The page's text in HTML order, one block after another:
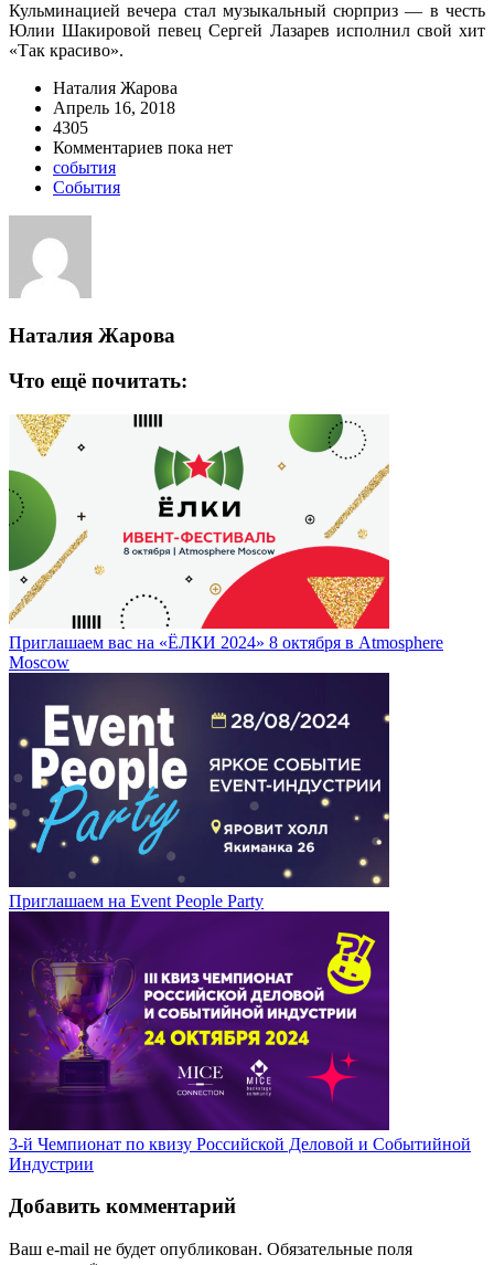
Кульминацией вечера стал музыкальный сюрприз — в честь
Юлии Шакировой певец Сергей Лазарев исполнил свой хит
«Так красиво».
Наталия Жарова
Апрель 16, 2018
4305
Комментариев пока нет
события
События
Наталия Жарова
Что ещё почитать:
Приглашаем вас на «ЁЛКИ 2024» 8 октября в Atmosphere
Moscow
Приглашаем на Event People Party
3-й Чемпионат по квизу Российской Деловой и Событийной
Индустрии
Добавить комментарий
Ваш e-mail не будет опубликован. Обязательные поля